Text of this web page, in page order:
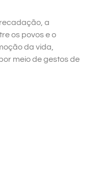
a
os povos e o
da vida,
meio de gestos de